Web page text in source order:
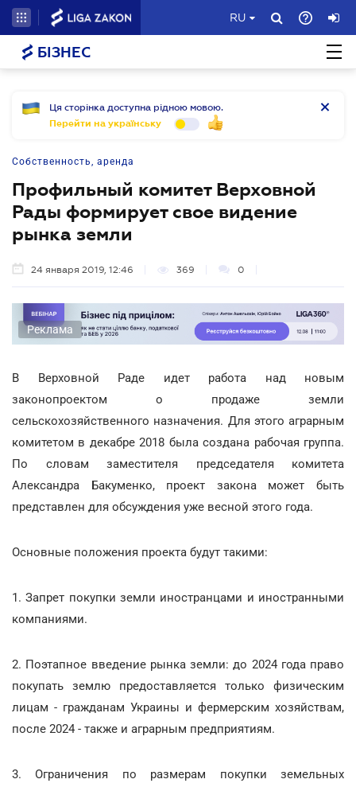
RU
БІЗНЕС
Ця сторінка доступна рідною мовою.
Перейти на українську
Собственность, аренда
Профильный комитет Верховной
Рады формирует свое видение
рынка земли
24 января 2019, 12:46 369 0
Реклама
В Верховной Раде идет работа над новым
законопроектом о продаже земли
сельскохозяйственного назначения. Для этого аграрным
комитетом в декабре 2018 была создана рабочая группа.
По словам заместителя председателя комитета
Александра Бакуменко, проект закона может быть
представлен для обсуждения уже весной этого года.
Основные положения проекта будут такими:
1. Запрет покупки земли иностранцами и иностранными
компаниями.
2. Поэтапное введение рынка земли: до 2024 года право
покупать землю предоставляется только физическим
лицам - гражданам Украины и фермерским хозяйствам,
после 2024 - также и аграрным предприятиям.
3. Ограничения по размерам покупки земельных